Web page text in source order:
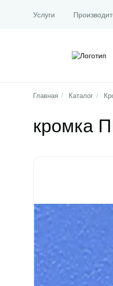
Услуги
Главная / Каталог /
кромка